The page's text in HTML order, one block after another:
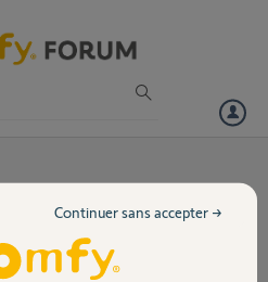
j’ai désintallé ma camera de
Continuer sans accepter →